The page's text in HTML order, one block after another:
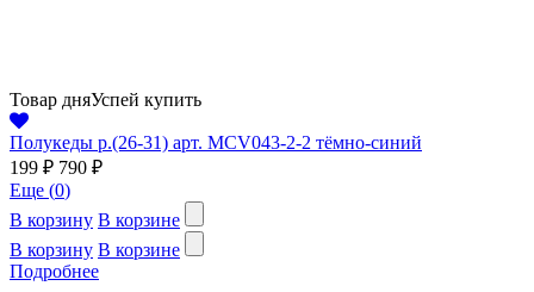
Товар дняУспей купить
Полукеды р.(26-31) арт. MCV043-2-2 тёмно-синий
199 ₽ 790 ₽
Еще (0)
В корзину В корзине
В корзину В корзине
Подробнее